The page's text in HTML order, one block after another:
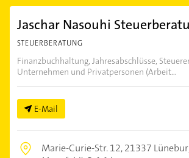
Jaschar Nasouhi
STEUERBERATUNG
Finanzbuchhaltung, Jahresabschlüsse,
Unternehmen und Privatpersonen (Arbeit...
E-Mail
Marie-Curie-Str. 12,21337